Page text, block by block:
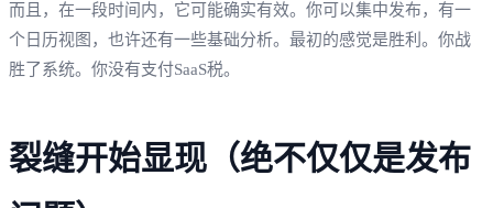
而且，在一段时间内，它可能确实有效。你可以集中发布，有一
个日历视图，也许还有一些基础分析。最初的感觉是胜利。你战
胜了系统。你没有支付SaaS税。
裂缝开始显现（绝不仅仅是发布